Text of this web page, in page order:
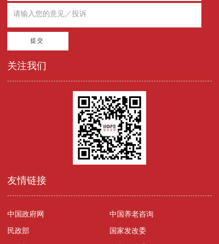
关注我们
友情链接
中国政府网 中国养老咨询
民政部 国家发改委